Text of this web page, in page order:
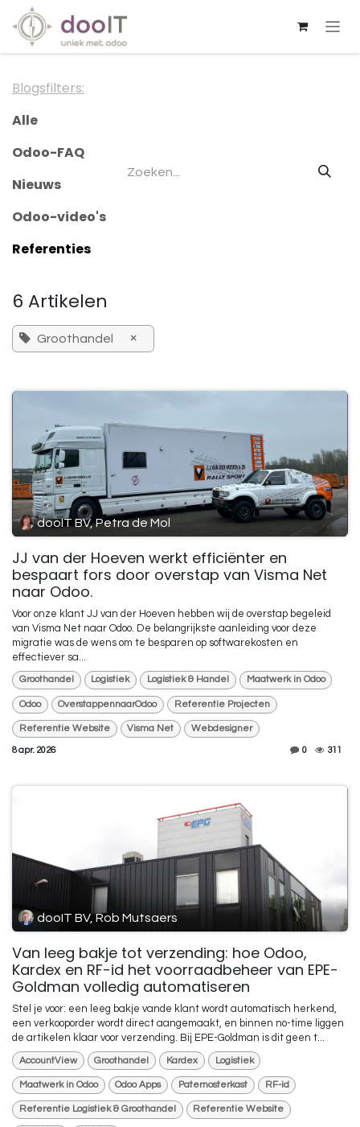
Overslaan naar inhoud
Blogsfilters:
Alle
Odoo-FAQ
Nieuws
Odoo-video's
Referenties
6 Artikelen
Groothandel ×
dooIT BV, Petra de Mol
JJ van der Hoeven werkt efficiënter en
bespaart fors door overstap van Visma Net
naar Odoo.
Voor onze klant JJ van der Hoeven hebben wij de overstap begeleid
van Visma Net naar Odoo. De belangrijkste aanleiding voor deze
migratie was de wens om te besparen op softwarekosten en
effectiever sa...
Groothandel Logistiek Logistiek & Handel Maatwerk in Odoo
Odoo OverstappennaarOdoo Referentie Projecten
Referentie Website Visma Net Webdesigner
8 apr. 2026 0 311
dooIT BV, Rob Mutsaers
Van leeg bakje tot verzending: hoe Odoo,
Kardex en RF-id het voorraadbeheer van EPE-
Goldman volledig automatiseren
Stel je voor: een leeg bakje vande klant wordt automatisch herkend,
een verkooporder wordt direct aangemaakt, en binnen no-time liggen
de artikelen klaar voor verzending. Bij EPE-Goldman is dit geen t...
AccountView Groothandel Kardex Logistiek
Maatwerk in Odoo Odoo Apps Paternosterkast RF-id
Referentie Logistiek & Groothandel Referentie Website